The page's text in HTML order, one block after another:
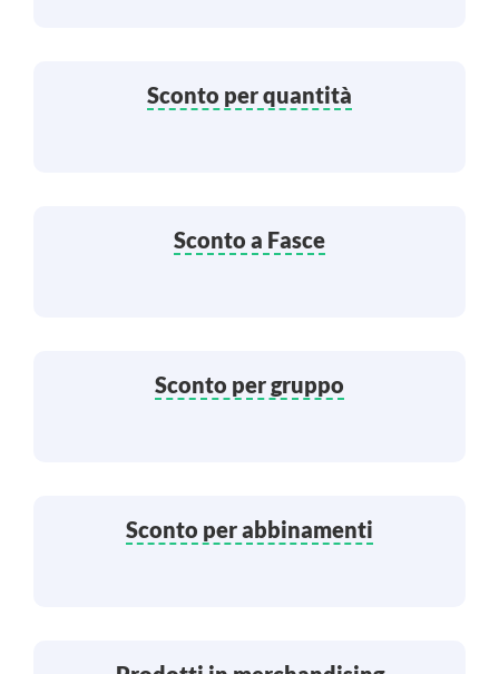
Sconto per quantità
Sconto a Fasce
Sconto per gruppo
Sconto per abbinamenti